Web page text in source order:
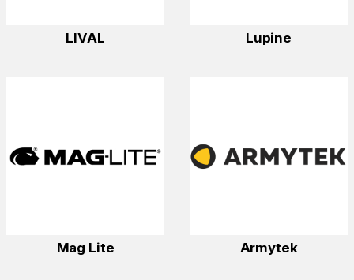
LIVAL Lupine
Mag Lite Armytek